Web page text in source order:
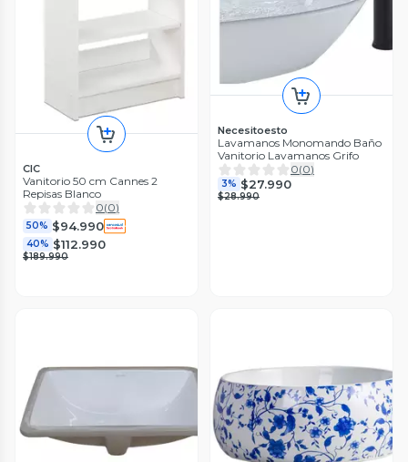
CIC
Vanitorio 50 cm Cannes 2
Repisas Blanco
0(0)
50% $94.990
40% $112.990
$189.990
Necesitoesto
Lavamanos Monomando Baño
Vanitorio Lavamanos Grifo
0(0)
3% $27.990
$28.990